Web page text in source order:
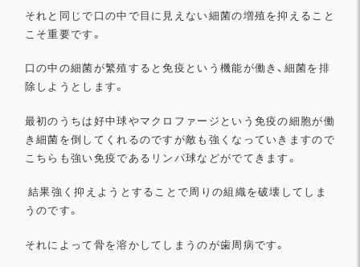
それと同じで口の中で目に見えない細菌の増殖を抑えること
こそ重要です。
口の中の細菌が繁殖すると免疫という機能が働き、細菌を排
除しようとします。
最初のうちは好中球やマクロファージという免疫の細胞が働
き細菌を倒してくれるのですが敵も強くなっていきますので
こちらも強い免疫であるリンパ球などがでてきます。
結果強く抑えようとすることで周りの組織を破壊してしま
うのです。
それによって骨を溶かしてしまうのが歯周病です。